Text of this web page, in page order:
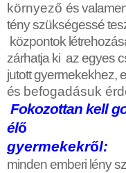
környező és
tény szükségessé
központok
zárhatja ki az egyes
jutott gyermekekhez,
és befogadásuk
Fokozottan kell
élő
gyermekekről:
minden emberi lény